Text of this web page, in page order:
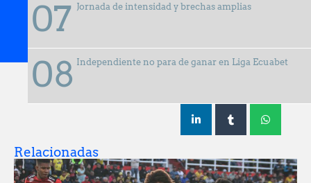
Jornada de intensidad y brechas amplias
Independiente no para de ganar en Liga Ecuabet
Relacionadas